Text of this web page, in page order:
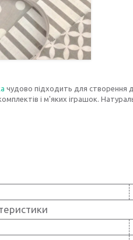
чудово підходить для створення
і м'яких іграшок.